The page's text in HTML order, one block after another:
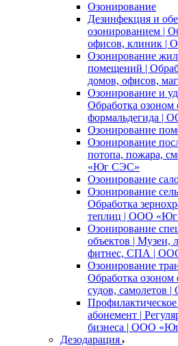
Озонирование
Дезинфекция и
озонированием |
офисов, клиник
Озонирование
помещений |
домов, офисов,
Озонирование и
Обработка озоном
формальдегида |
Озонирование
Озонирование
потопа, пожара,
«Юг СЭС»
Озонирование
Озонирование
Обработка
теплиц | ООО
Озонирование
объектов | Музеи,
фитнес, СПА |
Озонирование
Обработка озоном
судов,
абонемент |
бизнеса | ООО
Дезодарация